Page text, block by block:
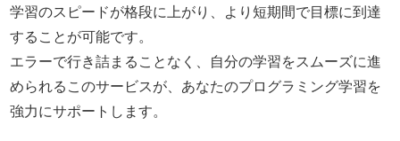
学習のスピードが格段に上がり、より短期間で目標に到達
することが可能です。
エラーで行き詰まることなく、自分の学習をスムーズに進
められるこのサービスが、あなたのプログラミング学習を
強力にサポートします。